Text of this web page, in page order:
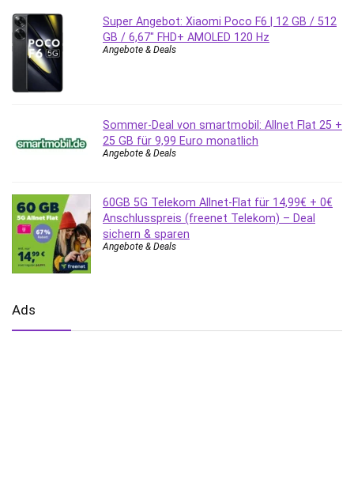
Super Angebot: Xiaomi Poco F6 | 12 GB / 512
GB / 6,67″ FHD+ AMOLED 120 Hz
Angebote & Deals
Sommer-Deal von smartmobil: Allnet Flat 25 +
25 GB für 9,99 Euro monatlich
Angebote & Deals
60GB 5G Telekom Allnet-Flat für 14,99€ + 0€
Anschlusspreis (freenet Telekom) – Deal
sichern & sparen
Angebote & Deals
Ads